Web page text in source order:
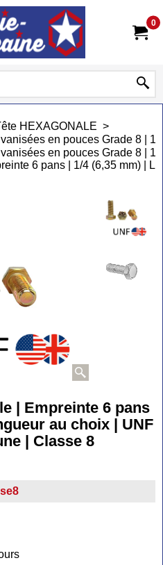
0
HEXAGONALE >
en pouces Grade 8 |
en pouces Grade 8 |
6 pans | 1/4 (6,35 mm) |
| Empreinte 6 pans
au choix | UNF
| Classe 8